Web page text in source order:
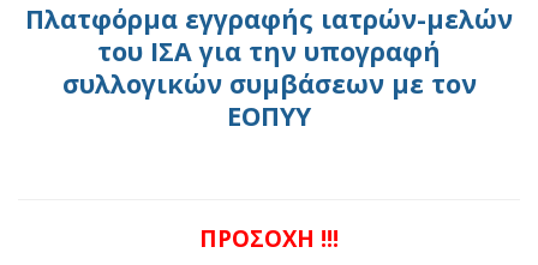
Πλατφόρμα εγγραφής ιατρών-μελών
του ΙΣΑ για την υπογραφή
συλλογικών συμβάσεων με τον
ΕΟΠΥΥ
ΠΡΟΣΟΧΗ !!!